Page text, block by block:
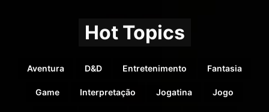
Hot Topics
Aventura D&D Entretenimento Fantasia
Game Interpretação Jogatina Jogo